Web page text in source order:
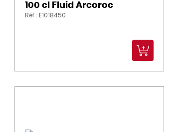
100 cl Fluid Arcoroc
Réf : E1018450